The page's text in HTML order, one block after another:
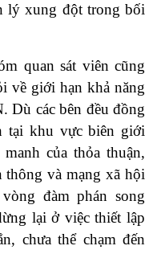
lý xung đột trong bối
quan sát viên cũng
về giới hạn khả năng
Dù các bên đều đồng
tại khu vực biên giới
của thỏa thuận,
thông và mạng xã hội
đàm phán song
lại ở việc thiết lập
chưa thể chạm đến